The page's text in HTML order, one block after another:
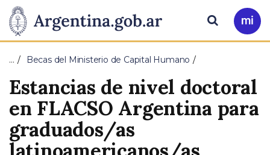
Presidencia
de
la
Nación
Pasar al contenido principal
Ir
a
Buscar
… Becas del Ministerio de Capital Humano
Estancias de nivel doctoral
en FLACSO Argentina para
graduados/as